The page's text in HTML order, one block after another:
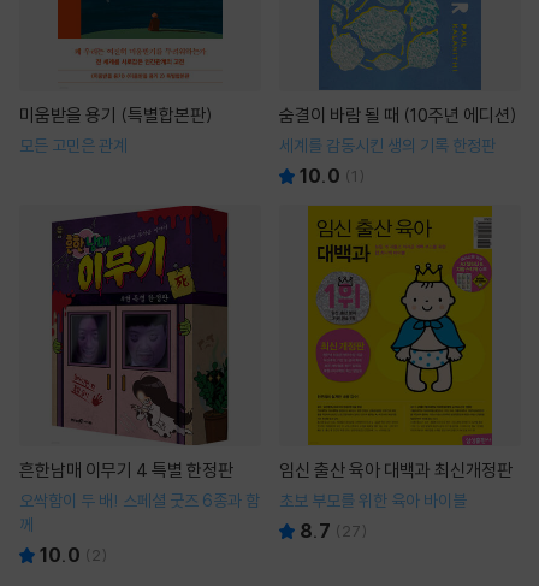
미움받을 용기 (특별합본판)
모든 고민은 관계
숨결이 바람 될 때 (10주년 에디션)
세계를 감동시킨 생의 기록 한정판
10.0 (1 )
흔한남매 이무기 4 특별 한정판
오싹함이 두 배! 스페셜 굿즈 6종과 함
께
10.0 ( 2)
임신 출산 육아 대백과 최신개정판
초보 부모를 위한 육아 바이블
8.7 ( 27)